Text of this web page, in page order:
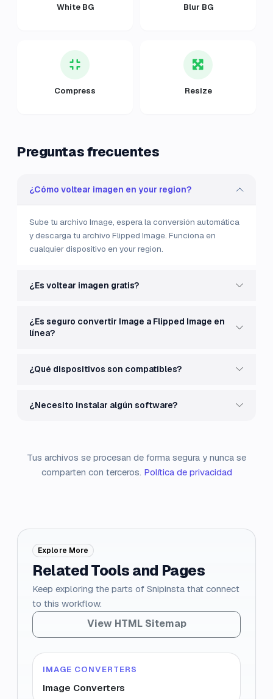
White BG Blur BG
Compress Resize
Preguntas frecuentes
¿Cómo voltear imagen en your region?
Sube tu archivo Image, espera la conversión automática
y descarga tu archivo Flipped Image. Funciona en
cualquier dispositivo en your region.
¿Es voltear imagen gratis?
¿Es seguro convertir Image a Flipped Image en
línea?
¿Qué dispositivos son compatibles?
¿Necesito instalar algún software?
Tus archivos se procesan de forma segura y nunca se
comparten con terceros. Política de privacidad
Explore More
Related Tools and Pages
Keep exploring the parts of Snipinsta that connect
to this workflow.
View HTML Sitemap
IMAGE CONVERTERS
Image Converters